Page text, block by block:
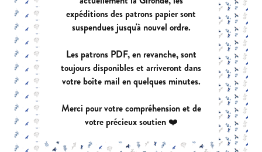
expéditions des patrons papier sont
suspendues jusqu'à nouvel ordre.
Les patrons PDF, en revanche, sont
toujours disponibles et arriveront dans
votre boîte mail en quelques minutes.
Merci pour votre compréhension et de
votre précieux soutien ❤️